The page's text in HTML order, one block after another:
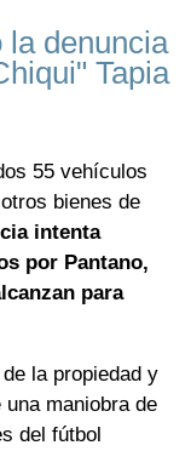
la denuncia
Tapia
55 vehículos
bienes de
intenta
por Pantano,
para
la propiedad y
maniobra de
del fútbol